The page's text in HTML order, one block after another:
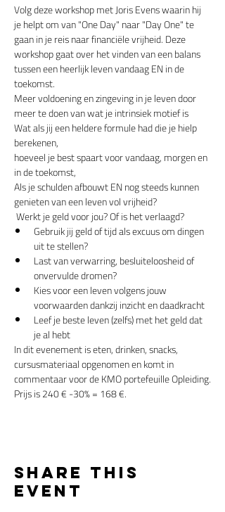
Volg deze workshop met Joris Evens waarin hij
je helpt om van "One Day" naar "Day One" te
gaan in je reis naar financiële vrijheid. Deze
workshop gaat over het vinden van een balans
tussen een heerlijk leven vandaag EN in de
toekomst.
Meer voldoening en zingeving in je leven door
meer te doen van wat je intrinsiek motief is
Wat als jij een heldere formule had die je hielp
berekenen,
hoeveel je best spaart voor vandaag, morgen en
in de toekomst,
Als je schulden afbouwt EN nog steeds kunnen
genieten van een leven vol vrijheid?
Werkt je geld voor jou? Of is het verlaagd?
Gebruik jij geld of tijd als excuus om dingen
uit te stellen?
Last van verwarring, besluiteloosheid of
onvervulde dromen?
Kies voor een leven volgens jouw
voorwaarden dankzij inzicht en daadkracht
Leef je beste leven (zelfs) met het geld dat
je al hebt
In dit evenement is eten, drinken, snacks,
cursusmateriaal opgenomen en komt in
commentaar voor de KMO portefeuille Opleiding.
Prijs is 240 € -30% = 168 €.
Share this
event